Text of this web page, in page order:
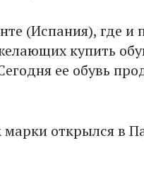
(Испания), где и
купить
ее обувь
открылся в